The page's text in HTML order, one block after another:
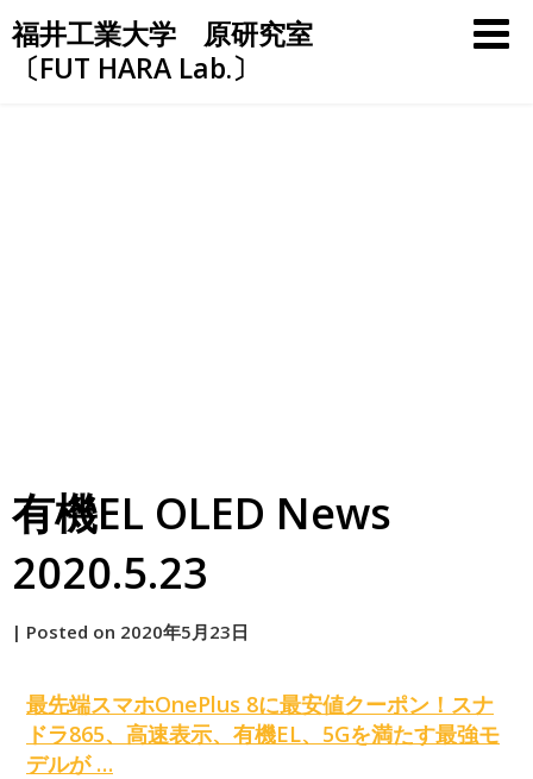
Skip
to
content
福井工業大学 原研究室
〔FUT HARA Lab.〕
有機EL OLED News
2020.5.23
by
| Posted on 2020年5月23日
最先端スマホOnePlus 8に最安値クーポン！スナ
ドラ865、高速表示、 有機EL、5Gを満たす最強モ
デルが …